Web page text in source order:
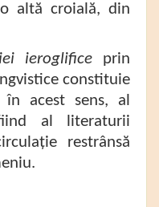
altă croială, din
ieroglifice prin
constituie
în acest sens, al
al literaturii
restrânsă